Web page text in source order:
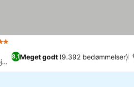
8,1Meget godt (9.392 bedømmelser)